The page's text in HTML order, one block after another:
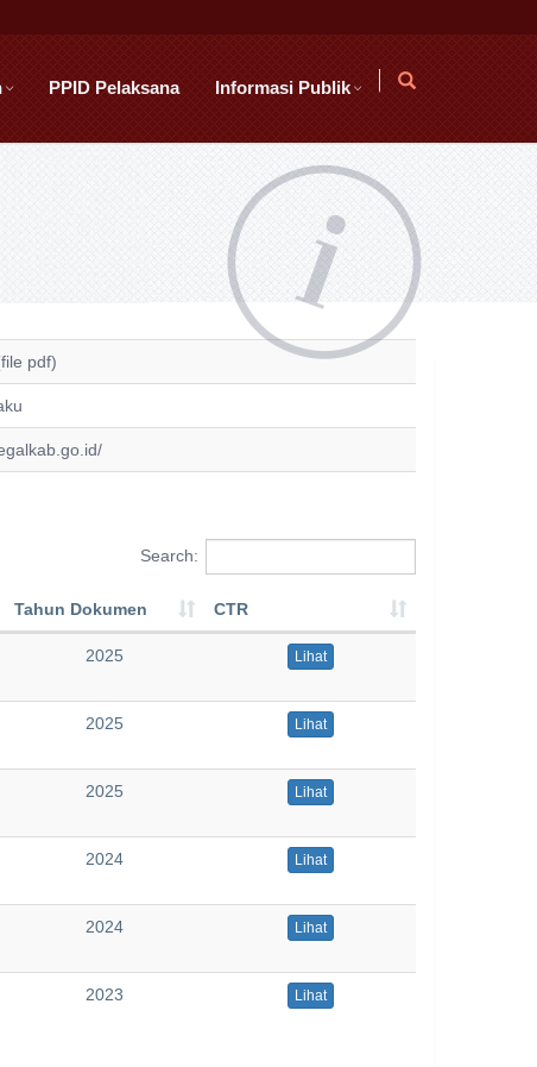
PPID Pelaksana Informasi Publik
pdf)
Search:
Tahun Dokumen CTR
2025 Lihat
2025 Lihat
2025 Lihat
2024 Lihat
2024 Lihat
2023 Lihat